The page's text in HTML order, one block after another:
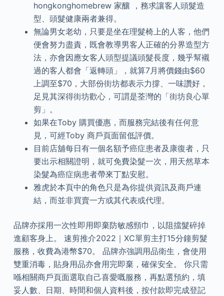
hongkonghomebrew 家釀 ，務求讓客人頭髮造
型、頭髮健康兩者兼得。
無論男女老幼，只要是坐在理髮椅上的人客，他們
便會努力盡責，既會教導男客人正確的分界造型方
法，亦會因應女客人頭型提議頭髮長度，幾乎幫襯
過的客人都會「返轉頭」，就算7月將價錢由$60
上調至$70，大部份街坊都表示力撐、一味讚好，
足見其深得街坊歡心，可謂是荃灣的「街坊良心單
剪」。
如果在Toby 購買優惠，而服務完結後有任何意
見，可經Toby 商戶頁面留低評價。
目前店舖每日有一個名額予癌症患者及康復者，只
要出示相關證明，就可免費染髮一次，用天然草本
染髮為癌症病患者帶來丁點安慰。
雅虎於本頁中的角色只是為你提供資訊及商戶連
結，而並非買賣一方或其代表或代理。
品牌亦採用一次性即用即棄防敏感頸巾，以阻擋髮碎掉
進顧客身上。 速剪推介2022｜XC單剪主打15分鐘剪髮
服務，收費為港幣$70。 品牌亦強調用品衛生，會使用
雙重消毒，貼身用品亦會用完即棄，確保安全。 你只需
喺相關商戶頁面選取自己喜愛嘅服務，再點選預約，填
妥人數、日期、時間和個人資料後，按付款即完成登記